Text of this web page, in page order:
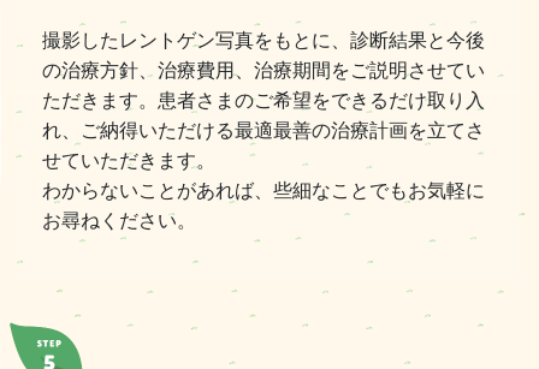
撮影したレントゲン写真をもとに、診断結果と今後
の治療方針、治療費用、治療期間をご説明させてい
ただきます。患者さまのご希望をできるだけ取り入
れ、ご納得いただける最適最善の治療計画を立てさ
せていただきます。
わからないことがあれば、些細なことでもお気軽に
お尋ねください。